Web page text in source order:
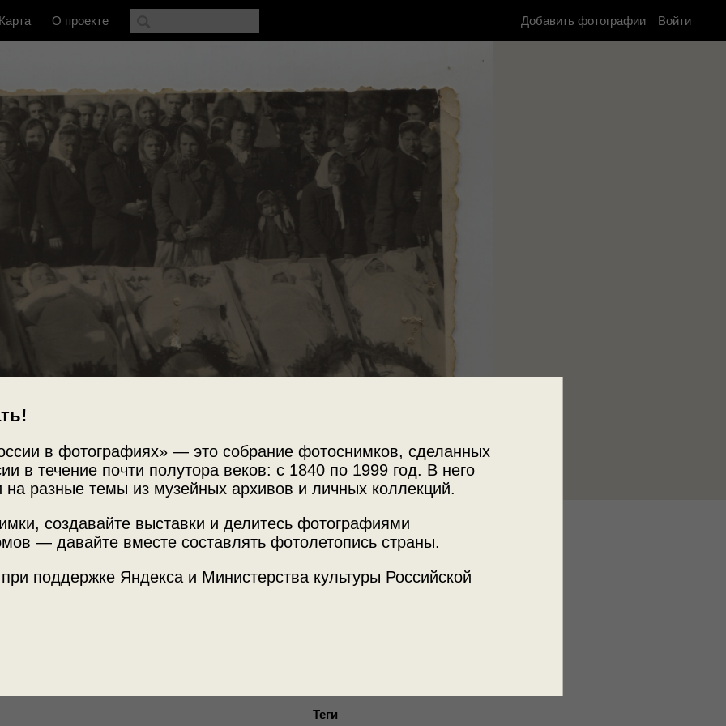
в фотографиях» — это собрание фотоснимков, сделанных
в течение почти полутора веков: с 1840 по 1999 год. В него
на разные темы из музейных архивов и личных коллекций.
создавайте выставки и делитесь фотографиями
— давайте вместе составлять фотолетопись страны.
поддержке Яндекса и Министерства культуры Российской
Карта О проекте Добавить фотографии Войти
Источник
Теги
беглецов
сделать побег, на них сделали донос.
гробы-ящики и их похоронили», –